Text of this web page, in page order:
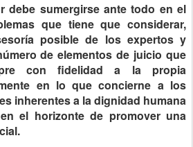
debe sumergirse ante todo en el
que tiene que considerar,
posible de los expertos y
de elementos de juicio que
con fidelidad a la propia
en lo que concierne a los
inherentes a la dignidad humana
el horizonte de promover una